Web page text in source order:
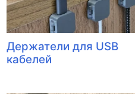
Держатели для USB
кабелей